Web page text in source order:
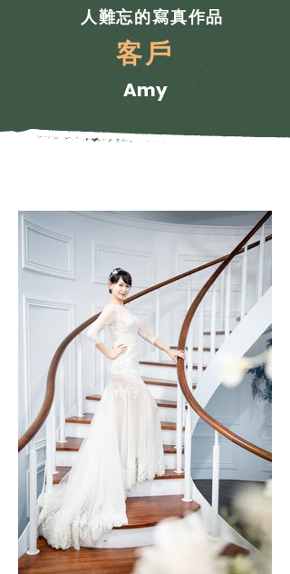
人難忘的寫真作品
客戶
Amy